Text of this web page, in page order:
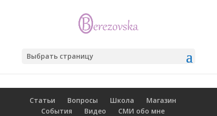
Выбрать страницу
Статьи Вопросы Школа
Магазин
События
Видео
СМИ обо мне